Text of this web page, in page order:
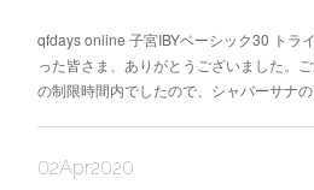
qfdays online 子宮IBYベーシック30 トラ
った皆さま、ありがとうございました。
の制限時間内でしたので、シャバーサナ
02Apr2020